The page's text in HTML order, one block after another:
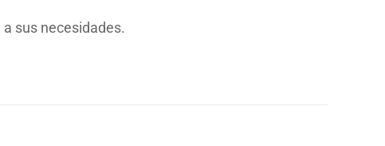
sus necesidades.